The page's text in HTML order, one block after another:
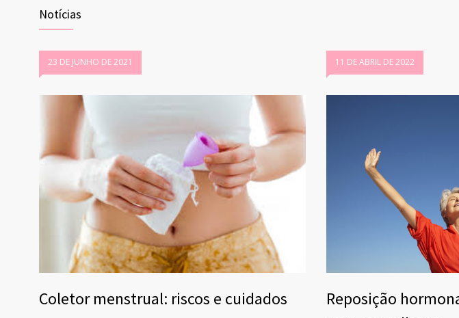
Notícias
23 DE JUNHO DE 2021
Coletor menstrual: riscos e cuidados
11 DE ABRIL DE 2022
Reposição